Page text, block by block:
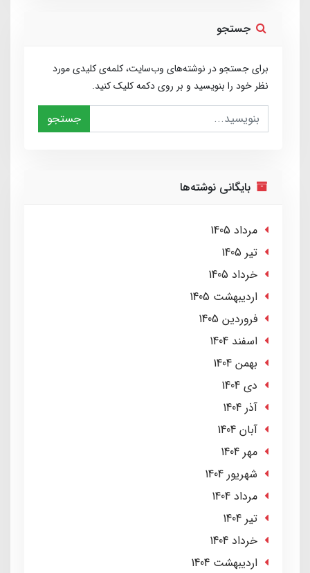
جستجو
برای جستجو در نوشته‌های وب‌سایت، کلمه‌ی کلیدی مورد
نظر خود را بنویسید و بر روی دکمه کلیک کنید.
جستجو
بایگانی نوشته‌ها
مرداد 1405
تير 1405
خرداد 1405
ارديبهشت 1405
فروردین 1405
اسفند 1404
بهمن 1404
دی 1404
آذر 1404
آبان 1404
مهر 1404
شهریور 1404
مرداد 1404
تير 1404
خرداد 1404
ارديبهشت 1404